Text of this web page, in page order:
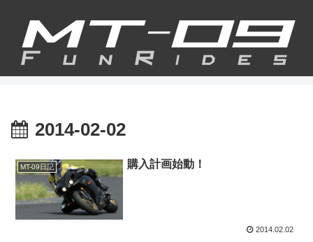
2014-02-02
MT-09日記 購入計画始動！
2014.02.02